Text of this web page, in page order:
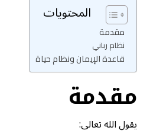
المحتويات
مقدمة
نظام رباني
قاعدة الإيمان ونظام حياة
مقدمة
يقول الله تعالى: